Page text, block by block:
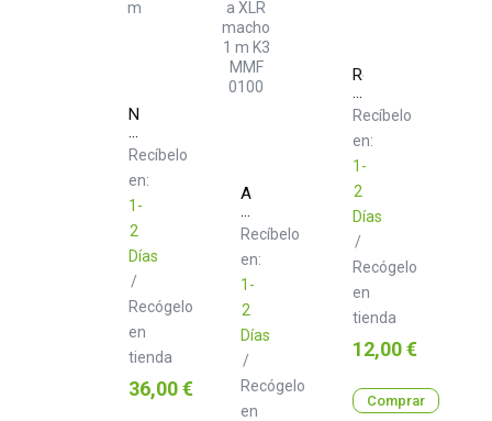
Neo
d+
TXM
Class
B
1.0
m
Recíbelo
en:
1-
2
Días
/
Recógelo
en
tienda
Precio
36,00 €
Adam
Hall
K3MMF0100
Cable
XLR
hembra
a
XLR
macho
1
m
Recíbelo
en:
1-
2
Días
/
Recógelo
en
Roland
RCC-
5-
TRXM
Recíbelo
en:
1-
2
Días
/
Recógelo
en
tienda
Precio
12,00 €
Comprar